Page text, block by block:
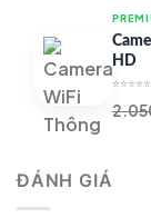
HD
⭐⭐⭐⭐⭐
ĐÁNH GIÁ